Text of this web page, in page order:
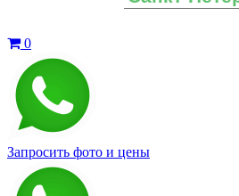
0
Запросить фото и цены